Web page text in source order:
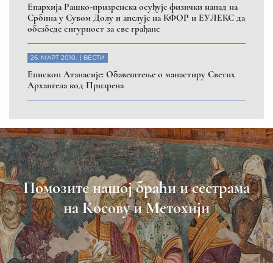
Eпархија Рашко-призренска осуђује физички напад на
Србина у Сувом Долу и апелује на КФОР и ЕУЛЕКС да
обезбеде сигурност за све грађане
26. МАРТ 2010. ВЕСТИ
Eпископ Атанасије: Обавештење о манастиру Светих
Архангела код Призрена
Помозите нашој браћи и сестрама
на Косову и Метохији